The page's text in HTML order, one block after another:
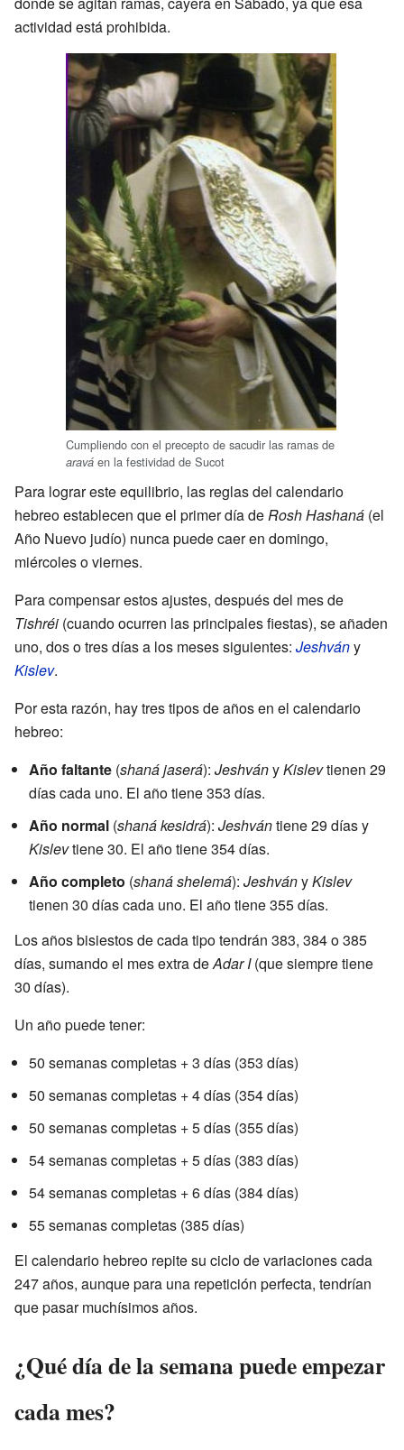
actividad está prohibida.
Cumpliendo con el precepto de sacudir las ramas de
aravá en la festividad de Sucot
Para lograr este equilibrio, las reglas del calendario
hebreo establecen que el primer día deRosh Hashaná (el
Año Nuevo judío) nunca puede caer en domingo,
miércoles o viernes.
Para compensar estos ajustes, después del mes de
Tishréi (cuando ocurren las principales fiestas), se añaden
uno, dos o tres días a los meses siguientes: Jeshvány
Kislev.
Por esta razón, hay tres tipos de años en el calendario
hebreo:
Año faltante (shaná jaserá): JeshványKislevtienen 29
días cada uno. El año tiene 353 días.
Año normal (shaná kesidrá): Jeshvántiene 29 días y
Kislevtiene 30. El año tiene 354 días.
Año completo (shaná shelemá): JeshványKislev
tienen 30 días cada uno. El año tiene 355 días.
Los años bisiestos de cada tipo tendrán 383, 384 o 385
días, sumando el mes extra deAdar I(que siempre tiene
30 días).
Un año puede tener:
50 semanas completas + 3 días (353 días)
50 semanas completas + 4 días (354 días)
50 semanas completas + 5 días (355 días)
54 semanas completas + 5 días (383 días)
54 semanas completas + 6 días (384 días)
55 semanas completas (385 días)
El calendario hebreo repite su ciclo de variaciones cada
247 años, aunque para una repetición perfecta, tendrían
que pasar muchísimos años.
¿Qué día de la semana puede empezar
cada mes?